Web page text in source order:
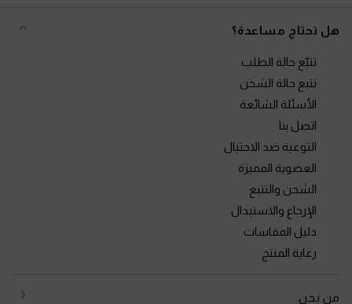
هل تحتاج مساعدة؟
تتبّع حالة الطلب
تتبع حالة الشحن
الأسئلة الشائعة
اتصل بنا
التوعية ضد الاحتيال
العضوية المميزة
الشحن والتتبع
الإرجاع والاستبدال
دليل المقاسات
رعاية المنتج
من نحن